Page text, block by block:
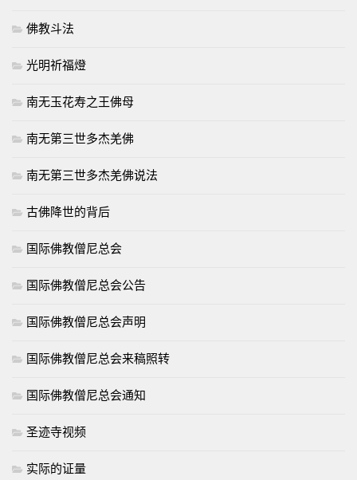
佛教斗法
光明祈福燈
南无玉花寿之王佛母
南无第三世多杰羌佛
南无第三世多杰羌佛说法
古佛降世的背后
国际佛教僧尼总会
国际佛教僧尼总会公告
国际佛教僧尼总会声明
国际佛教僧尼总会来稿照转
国际佛教僧尼总会通知
圣迹寺视频
实际的证量